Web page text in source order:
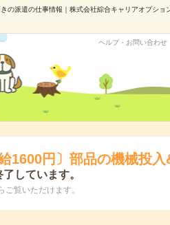
の派遣の仕事情報｜株式会社綜合キャリアオプシ
ヘルプ・お問い合わせ
1600円〕部品の機械投入
しています。
覧いただけます。